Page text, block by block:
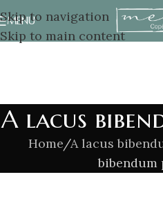
Skip to navigation
Skip to main content
MENU
A lacus
Home A lacus
bibendum